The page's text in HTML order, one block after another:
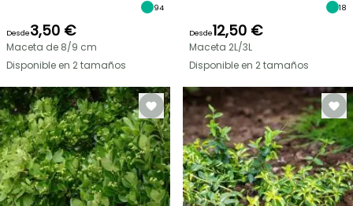
94
Desde3,50 €
Maceta de 8/9 cm
Disponible en 2 tamaños
18
Desde12,50 €
Maceta 2L/3L
Disponible en 2 tamaños